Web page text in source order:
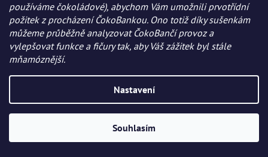
používáme čokoládové), abychom Vám umožnili prvotřídní
požitek z procházení ČokoBankou. Ono totiž díky sušenkám
můžeme průběžně analyzovat ČokoBančí provoz a
vylepšovat funkce a fičury tak, aby Váš zážitek byl stále
mňamóznější.
Nastavení
Souhlasím